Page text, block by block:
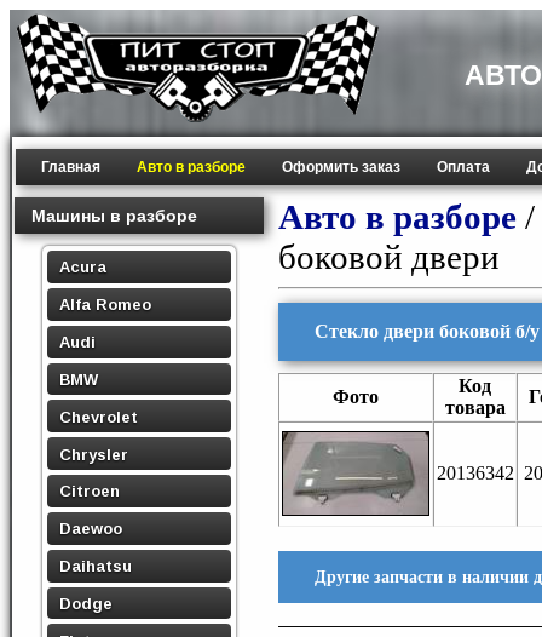
Главная Авто в разборе Оформить заказ Оплата
Машины в разборе
Acura
Alfa Romeo
Audi
BMW
Chevrolet
Chrysler
Citroen
Daewoo
Daihatsu
Dodge
Авто в разборе /
боковой двери
Стекло двери боковой б/
Фото
Код
товара
20136342
Другие запчасти в наличии